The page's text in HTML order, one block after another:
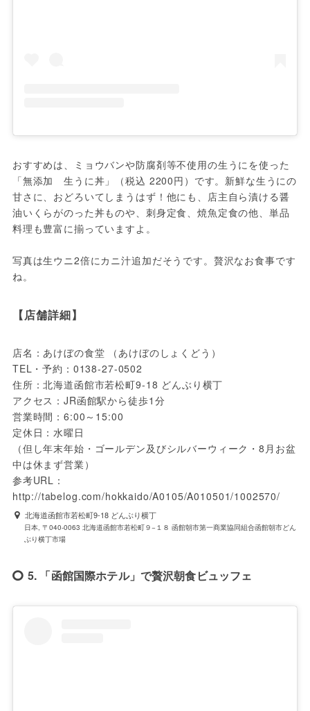
おすすめは、ミョウバンや防腐剤等不使用の生うにを使った
「無添加　生うに丼」（税込 2200円）です。新鮮な生うにの
甘さに、おどろいてしまうはず！他にも、店主自ら漬ける醤
油いくらがのった丼ものや、刺身定食、焼魚定食の他、単品
料理も豊富に揃っていますよ。
写真は生ウニ2倍にカニ汁追加だそうです。贅沢なお食事です
ね。
【店舗詳細】
店名：あけぼの食堂 （あけぼのしょくどう）
TEL・予約：0138-27-0502
住所：北海道函館市若松町9-18 どんぶり横丁
アクセス：JR函館駅から徒歩1分
営業時間：6:00～15:00
定休日：水曜日
（但し年末年始・ゴールデン及びシルバーウィーク・8月お盆
中は休まず営業）
参考URL：
http://tabelog.com/hokkaido/A0105/A010501/1002570/
北海道函館市若松町9-18 どんぶり横丁
日本, 〒040-0063 北海道函館市若松町９−１８ 函館朝市第一商業協同組合函館朝市どん
ぶり横丁市場
5. 「函館国際ホテル」で贅沢朝食ビュッフェ